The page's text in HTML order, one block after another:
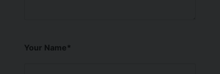
Your Name*